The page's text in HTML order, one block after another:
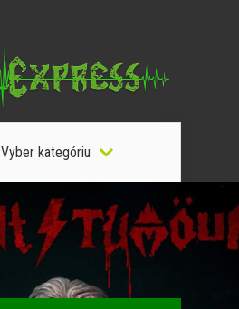
Vyber kategóriu